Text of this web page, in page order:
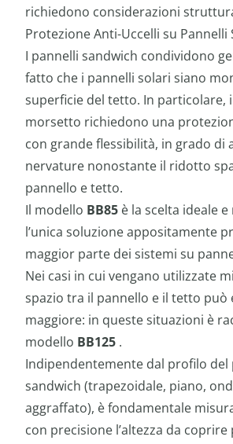
richiedono considerazioni
Protezione Anti-Uccelli su Pannelli
I pannelli sandwich condividono
fatto che i pannelli solari siano
superficie del tetto. In particolare,
morsetto richiedono una
con grande flessibilità, in grado di
nervature nonostante il ridotto
pannello e tetto.
Il modello BB85 è la scelta ideale
l’unica soluzione appositamente
maggior parte dei sistemi su
Nei casi in cui vengano utilizzate
spazio tra il pannello e il tetto può
maggiore: in queste situazioni è
modello BB125 .
Indipendentemente dal profilo del
sandwich (trapezoidale, piano,
aggraffato), è fondamentale
con precisione l’altezza da coprire